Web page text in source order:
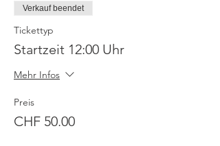
Verkauf beendet
Tickettyp
Startzeit 12:00 Uhr
Mehr Infos
Preis
CHF 50.00